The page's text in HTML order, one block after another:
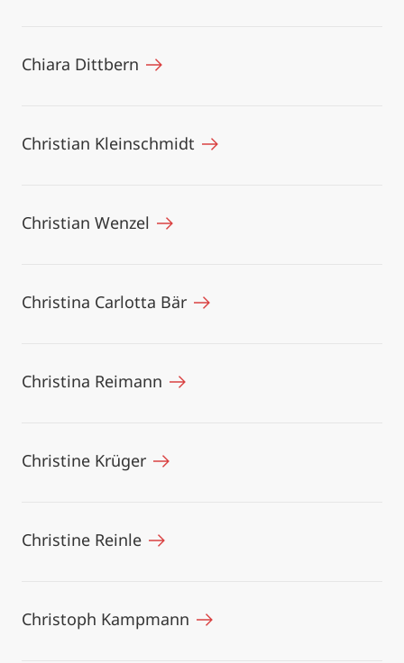
Chiara Dittbern
Christian Kleinschmidt
Christian Wenzel
Christina Carlotta Bär
Christina Reimann
Christine Krüger
Christine Reinle
Christoph Kampmann